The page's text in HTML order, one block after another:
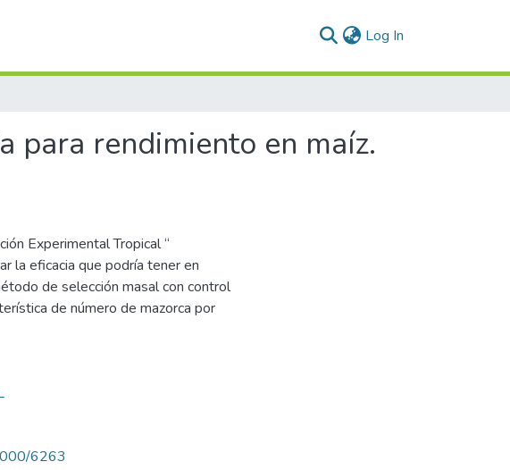
Log In
para rendimiento en maíz.
Experimental Tropical “
la eficacia que podría tener en
de selección masal con control
de número de mazorca por
6263